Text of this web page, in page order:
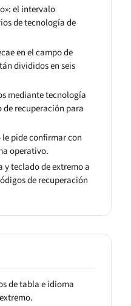
el intervalo
de tecnología de
en el campo de
divididos en seis
mediante tecnología
recuperación para
pide confirmar con
operativo.
y teclado de extremo a
de recuperación
de tabla e idioma